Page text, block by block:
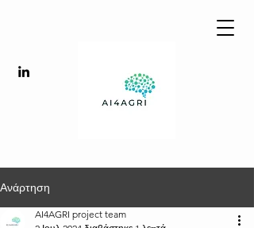
Ανάρτηση
AI4AGRI project team